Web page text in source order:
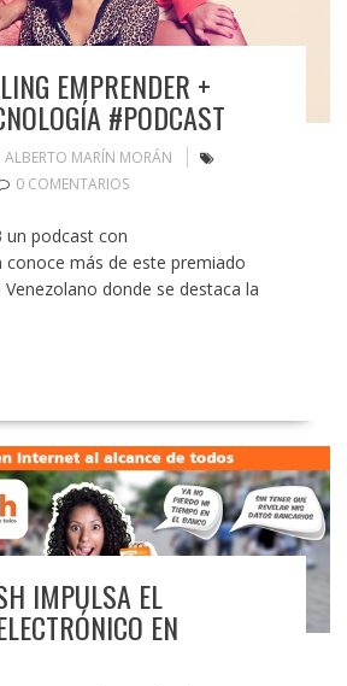
EMPRENDER +
#PODCAST
ALBERTO MARÍN MORÁN
0 COMENTARIOS
un podcast con
conoce más de este premiado
donde se destaca la
IMPULSA EL
EN